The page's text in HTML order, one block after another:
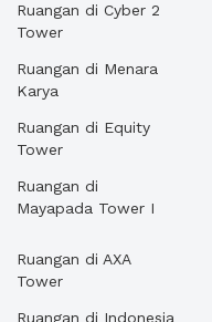
Ruangan di Cyber 2
Tower
Ruangan di Menara
Karya
Ruangan di Equity
Tower
Ruangan di
Mayapada Tower I
Ruangan di AXA
Tower
Ruangan di Indonesia